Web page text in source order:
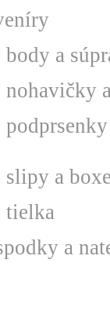
body a
nohavičky
podprsenky
slipy a
tielka
a